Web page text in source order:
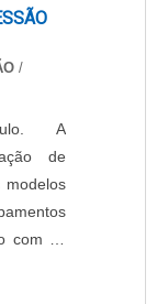
/
A
de
modelos
com as
com
e